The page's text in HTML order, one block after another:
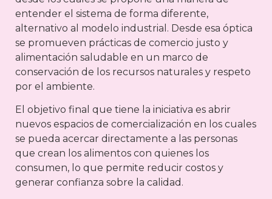
entender el sistema de forma diferente,
alternativo al modelo industrial. Desde esa óptica
se promueven prácticas de comercio justo y
alimentación saludable en un marco de
conservación de los recursos naturales y respeto
por el ambiente.
El objetivo final que tiene la iniciativa es abrir
nuevos espacios de comercialización en los cuales
se pueda acercar directamente a las personas
que crean los alimentos con quienes los
consumen, lo que permite reducir costos y
generar confianza sobre la calidad.